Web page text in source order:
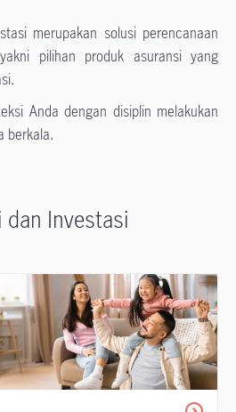
merupakan solusi perencanaan
pilihan produk asuransi yang
Anda dengan disiplin melakukan
berkala.
Investasi